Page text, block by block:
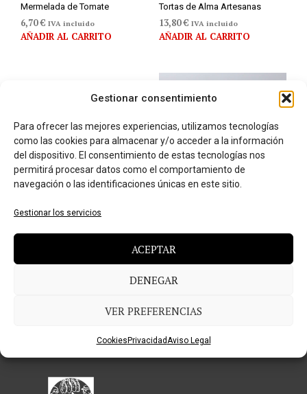
Gestionar consentimiento
Para ofrecer las mejores experiencias, utilizamos tecnologías
como las cookies para almacenar y/o acceder a la información
del dispositivo. El consentimiento de estas tecnologías nos
permitirá procesar datos como el comportamiento de
navegación o las identificaciones únicas en este sitio.
Gestionar los servicios
ACEPTAR
DENEGAR
VER PREFERENCIAS
Cookies PrivacidadAviso Legal
Mermelada de Tomate
6,70€ IVA incluido
AÑADIR AL CARRITO
Tortas de Alma Artesanas
13,80€ IVA incluido
AÑADIR AL CARRITO
13,95€ IVA incluido
Chocolate Negro Casa
13,90